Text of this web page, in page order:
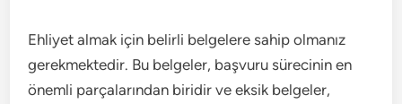
Ehliyet almak için belirli belgelere sahip olmanız
gerekmektedir. Bu belgeler, başvuru sürecinin en
önemli parçalarından biridir ve eksik belgeler,